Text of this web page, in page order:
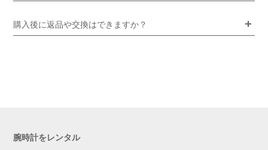
購入後に返品や交換はできますか？
腕時計をレンタル